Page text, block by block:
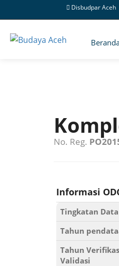
Disbudpar Aceh
No. Reg.
Informasi
Tingkatan Data
Tahun
Tahun
Validasi